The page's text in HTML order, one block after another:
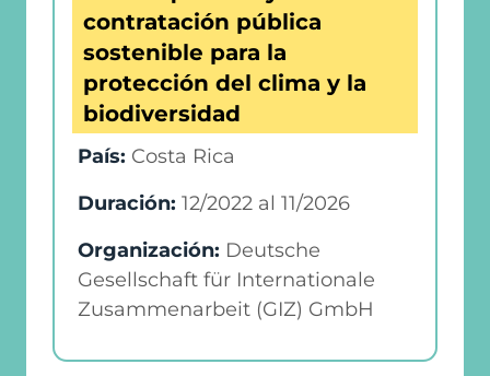
contratación pública
sostenible para la
protección del clima y la
biodiversidad
País: Costa Rica
Duración: 12/2022 al 11/2026
Organización: Deutsche
Gesellschaft für Internationale
Zusammenarbeit (GIZ) GmbH